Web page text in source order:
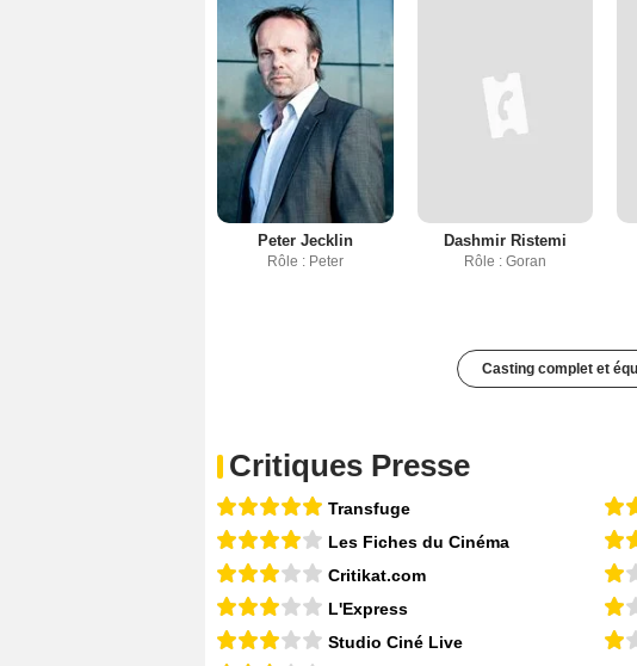
Peter Jecklin
Rôle : Peter
Dashmir Ristemi
Rôle : Goran
Casting complet et
Critiques Presse
Transfuge
Les Fiches du Cinéma
Critikat.com
L'Express
Studio Ciné Live